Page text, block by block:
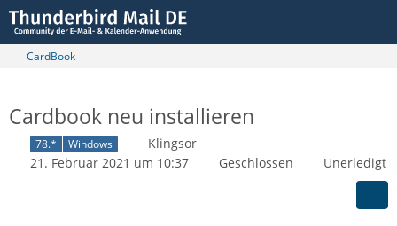
CardBook
Cardbook neu installieren
78.* Windows
Klingsor
21. Februar 2021 um 10:37
Geschlossen Unerledigt